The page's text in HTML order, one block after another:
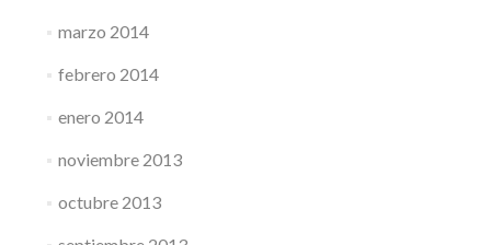
marzo 2014
febrero 2014
enero 2014
noviembre 2013
octubre 2013